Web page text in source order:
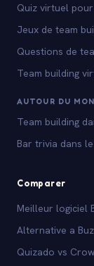
Quiz virtuel
Jeux de team
Questions de
Team building
AUTOUR DU
Team building
Bar trivia dans
Comparer
Meilleur logiciel
Alternative a
Quizado vs